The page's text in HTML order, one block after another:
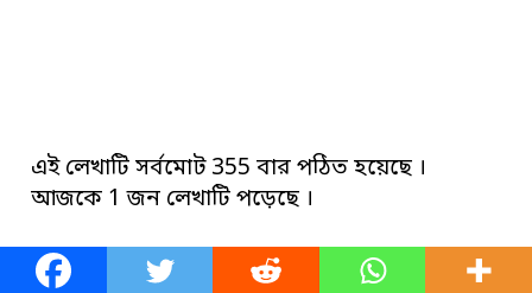
এই লেখাটি সর্বমোট 355 বার পঠিত হয়েছে ।
আজকে 1 জন লেখাটি পড়েছে ।
লেখকের অন্যান্য লেখা